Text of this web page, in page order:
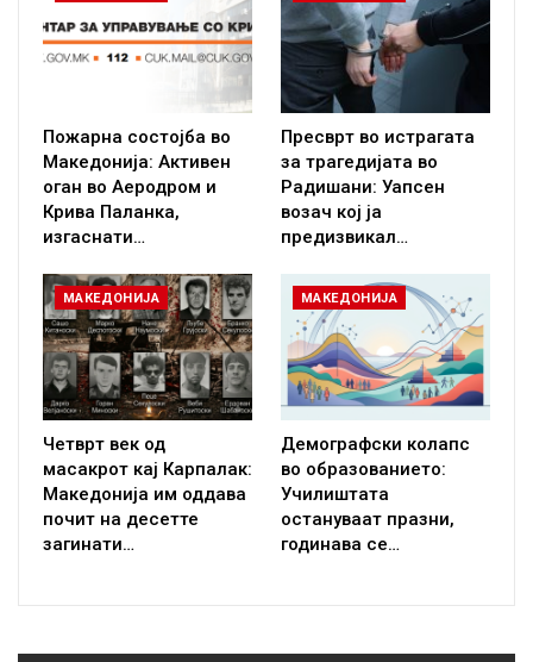
Пожарна состојба во
Македонија: Активен
оган во Аеродром и
Крива Паланка,
изгаснати…
Пресврт во истрагата
за трагедијата во
Радишани: Уапсен
возач кој ја
предизвикал…
МАКЕДОНИЈА
Четврт век од
масакрот кај Карпалак:
Македонија им оддава
почит на десетте
загинати…
МАКЕДОНИЈА
Демографски колапс
во образованието:
Училиштата
остануваат празни,
годинава се…